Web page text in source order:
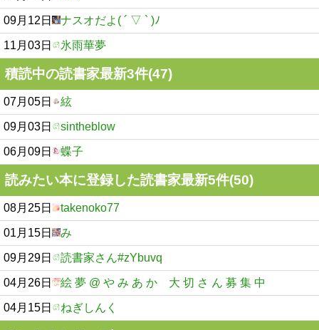
09月12日 ナスオだよ( ´ ▽ ` )ﾉ
11月03日 氷雨華夢
積読中の読書家最新3件(47)
07月05日 絃
09月03日 sintheblow
06月09日 蝶子
読みたい本に登録した読書家最新5件(50)
08月25日 takenoko77
01月15日 み
09月29日 読書家さん#zYbuvq
04月26日 絵 夢 @ や み あ か 大 切 さ ん 募 集 中
04月15日 ねぎしんく